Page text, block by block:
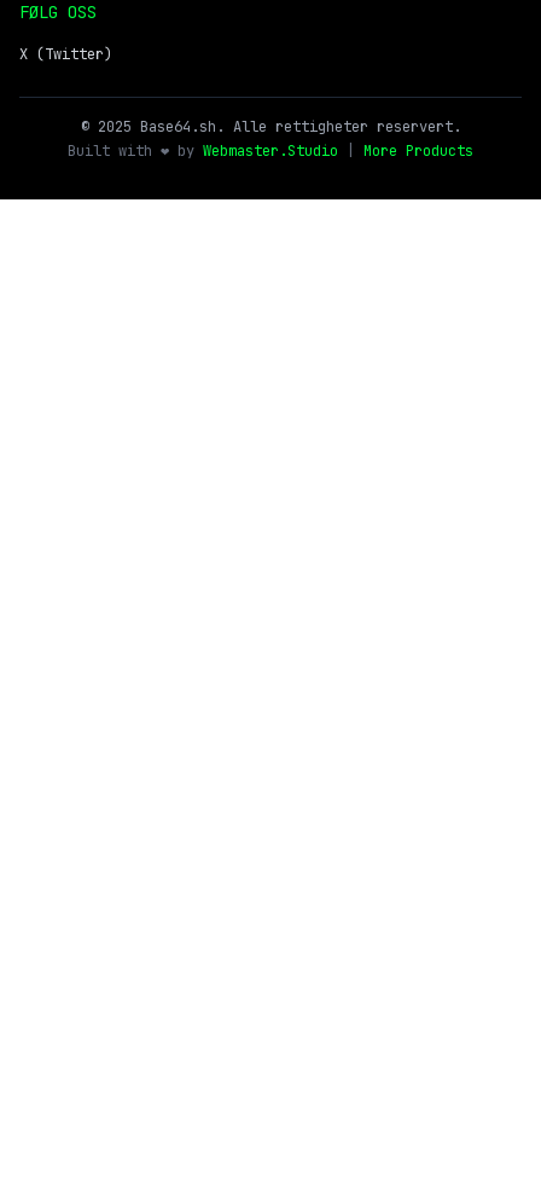
FØLG OSS
X (Twitter)
© 2025 Base64.sh. Alle rettigheter reservert.
Built with ❤️ by Webmaster.Studio More Products